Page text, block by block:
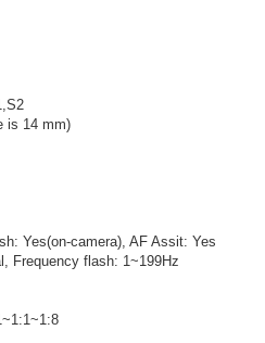
is 14 mm)
Yes(on-camera), AF Assit: Yes
Frequency flash: 1~199Hz